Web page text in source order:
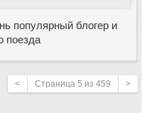
популярный блогер и
поезда
< Страница 5 из 459 >